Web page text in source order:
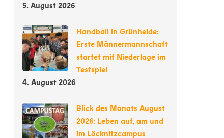
5. August 2026
Handball in Grünheide:
Erste Männermannschaft
startet mit Niederlage im
Testspiel
4. August 2026
Blick des Monats August
2026: Leben auf, am und
im Löcknitzcampus